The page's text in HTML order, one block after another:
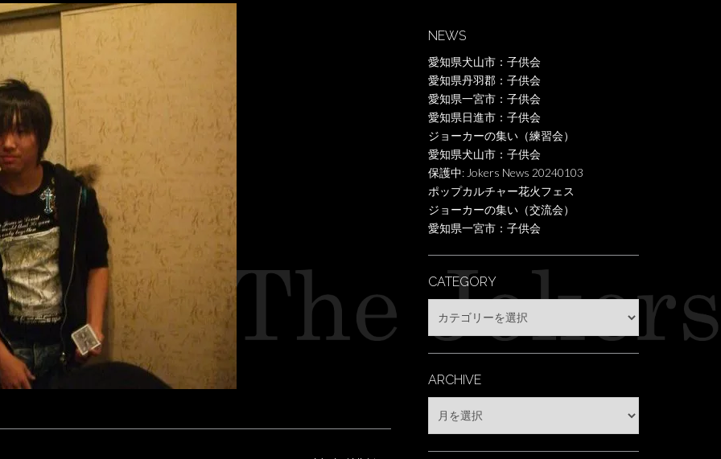
NEWS
愛知県犬山市：子供会
愛知県丹羽郡：子供会
愛知県一宮市：子供会
愛知県日進市：子供会
ジョーカーの集い（練習会）
愛知県犬山市：子供会
保護中: Jokers News 20240103
ポップカルチャー花火フェス
ジョーカーの集い（交流会）
愛知県一宮市：子供会
CATEGORY
ARCHIVE